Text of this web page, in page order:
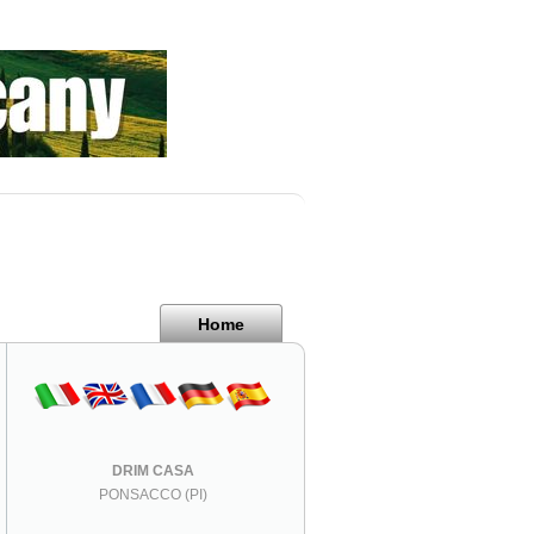
Home
DRIM CASA
PONSACCO (PI)